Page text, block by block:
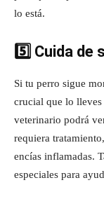
lo está.
5️⃣ Cuida de
Si tu perro sigue
crucial que lo
veterinario podrá
requiera
encías inflamadas.
especiales para